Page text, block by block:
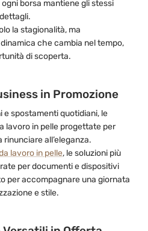
borsa mantiene gli stessi
la stagionalità, ma
che cambia nel tempo,
di scoperta.
in Promozione
e spostamenti quotidiani, le
lavoro in pelle progettate per
all’eleganza.
lavoro in pelle, le soluzioni più
per documenti e dispositivi
per accompagnare una giornata
e stile.